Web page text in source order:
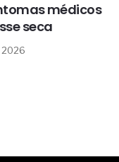
médicos
seca
2026